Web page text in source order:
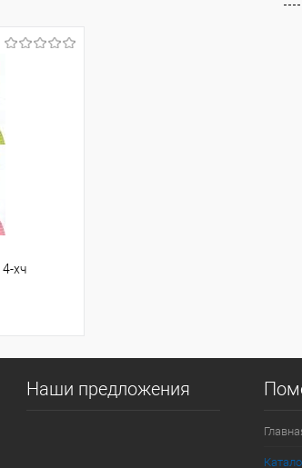
хч
Наши предложения